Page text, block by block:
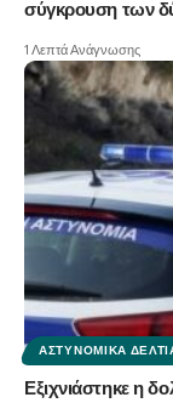
σύγκρουση των
1 Λεπτά Ανάγνωσης
ΑΣΤΥΝΟΜΙΚΆ
Εξιχνιάστηκε η